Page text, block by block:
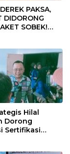
PAKSA,
DIDORONG
SOBEK!
Hilal
Dorong
Sertifikasi